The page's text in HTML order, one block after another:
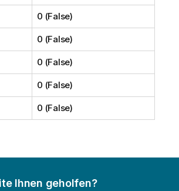
0 (False)
0 (False)
0 (False)
0 (False)
0 (False)
Ihnen geholfen?